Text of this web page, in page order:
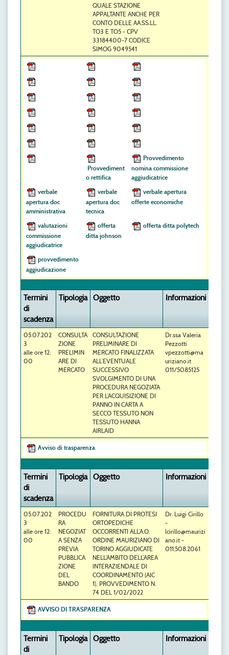
QUALE STAZIONE
APPALTANTE ANCHE PER
CONTO DELLE AA.SS.LL.
TO3 E TO5 - CPV
33184400-7 CODICE
SIMOG 9049541
Provvediment
o rettifica
Provvedimento
nomina commissione
aggiudicatrice
verbale
apertura doc
amministrativa
verbale
apertura doc
tecnica
verbale apertura
offerte economiche
valutazioni
commissione
aggiudicatrice
offerta
ditta johnson
offerta ditta polytech
provvedimento
aggiudicazione
Termini
di
scadenza
Tipologia Oggetto Informazioni
05.07.202
3
alle ore 12:
00
CONSULTA
ZIONE
PRELIMIN
ARE DI
MERCATO
CONSULTAZIONE
PRELIMINARE DI
MERCATO FINALIZZATA
ALL’EVENTUALE
SUCCESSIVO
SVOLGIMENTO DI UNA
PROCEDURA NEGOZIATA
PER L’ACQUISIZIONE DI
PANNO IN CARTA A
SECCO TESSUTO NON
TESSUTO HANNA
AIRLAID
Dr.ssa Valeria
Pezzotti
vpezzotti@ma
uriziano.it
011/5085125
Avviso di trasparenza
Termini
di
scadenza
Tipologia Oggetto Informazioni
05.07.202
3
alle ore 12:
00
PROCEDU
RA
NEGOZIAT
A SENZA
PREVIA
PUBBLICA
ZIONE
DEL
BANDO
FORNITURA DI PROTESI
ORTOPEDICHE
OCCORRENTI ALL’A.O.
ORDINE MAURIZIANO DI
TORINO AGGIUDICATE
NELL’AMBITO DELL’AREA
INTERAZIENDALE DI
COORDINAMENTO (AIC
1), PROVVEDIMENTO N.
74 DEL 1/02/2022
Dr. Luigi Cirillo
-
lcirillo@maurizi
ano.it -
011.508.2061
AVVISO DI TRASPARENZA
Termini
di
Tipologia Oggetto Informazioni